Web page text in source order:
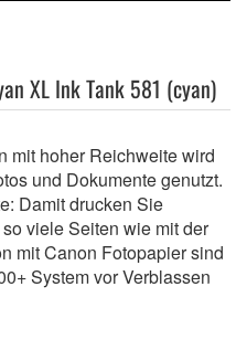
XL Ink Tank 581 (cyan)
mit hoher Reichweite wird
und Dokumente genutzt.
Damit drucken Sie
viele Seiten wie mit der
mit Canon Fotopapier sind
System vor Verblassen